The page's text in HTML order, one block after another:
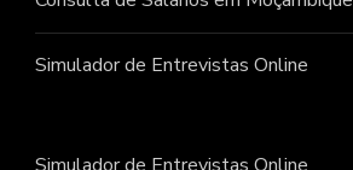
Simulador de Entrevistas Online